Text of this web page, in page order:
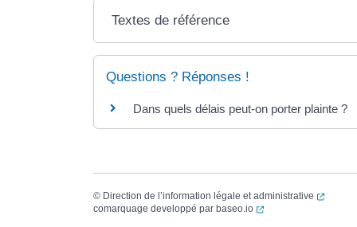
Textes de référence
Questions ? Réponses !
Dans quels délais peut-on porter plainte ?
© Direction de l’information légale et administrative
comarquage developpé par baseo.io (ouverture dans un